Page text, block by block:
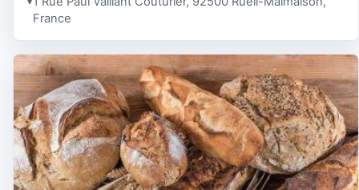
France